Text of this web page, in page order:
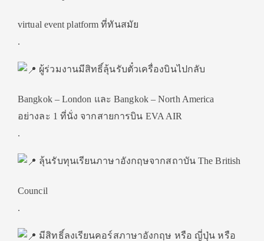
virtual event platform ที่ทันสมัย
.
ผู้ร่วมงานมีสิทธิ์ลุ้นรับตั๋วเครื่องบินไปกลับ
Bangkok – London และ Bangkok – North America
อย่างละ 1 ที่นั่ง จากสายการบิน EVA AIR
.
ลุ้นรับทุนเรียนภาษาอังกฤษจากสถาบัน The British
Council
.
มีสิทธิ์ลงเรียนคอร์สภาษาอังกฤษ หรือ ญี่ปุ่น หรือ